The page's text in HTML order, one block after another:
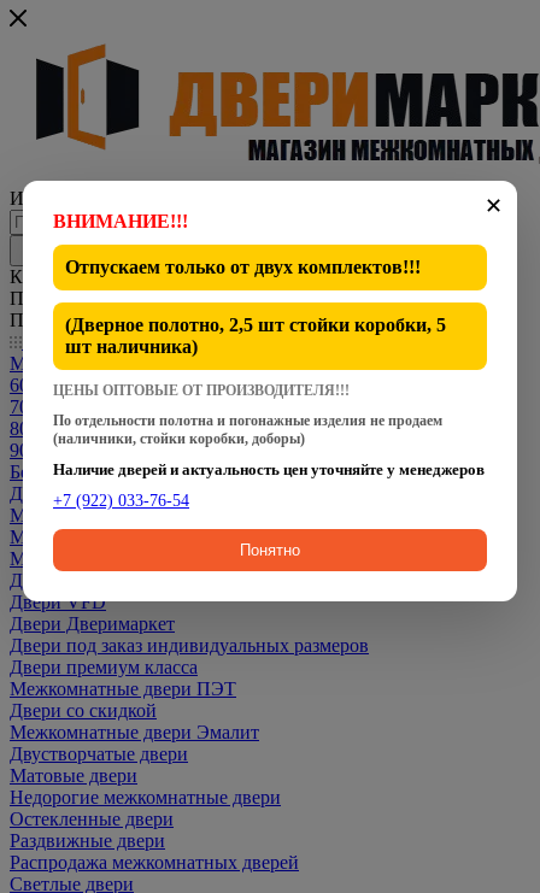
Интернет-магазин представительского класса
Каталог
По всему сайту
По каталогу
Каталог
Межкомнатные двери
600 мм
700 мм
800 мм
900 мм
Белые двери
Двери CPL
Межкомнатные Двери Dverona
Межкомнатные Двери Fly Doors
Межкомнатные Двери Martdoors
Двери Optima Porte
Двери VFD
Двери Дверимаркет
Двери под заказ индивидуальных размеров
Двери премиум класса
Межкомнатные двери ПЭТ
Двери со скидкой
Межкомнатные двери Эмалит
Двустворчатые двери
Матовые двери
Недорогие межкомнатные двери
Остекленные двери
Раздвижные двери
Распродажа межкомнатных дверей
Светлые двери
✕
ВНИМАНИЕ!!!
Отпускаем только от двух комплектов!!!
(Дверное полотно, 2,5 шт стойки коробки, 5
шт наличника)
ЦЕНЫ ОПТОВЫЕ ОТ ПРОИЗВОДИТЕЛЯ!!!
По отдельности полотна и погонажные изделия не продаем
(наличники, стойки коробки, доборы)
Наличие дверей и актуальность цен уточняйте у менеджеров
+7 (922) 033-76-54
Понятно